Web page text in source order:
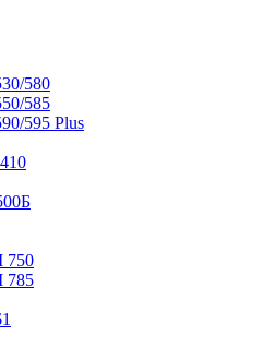
580
585
595 Plus